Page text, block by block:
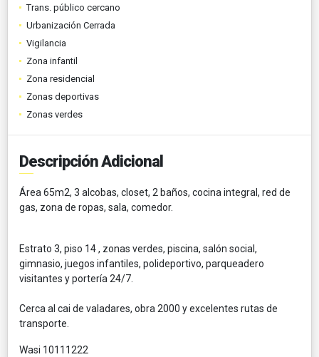
Trans. público cercano
Urbanización Cerrada
Vigilancia
Zona infantil
Zona residencial
Zonas deportivas
Zonas verdes
Descripción Adicional
Área 65m2, 3 alcobas, closet, 2 baños, cocina integral, red de
gas, zona de ropas, sala, comedor.
Estrato 3, piso 14 , zonas verdes, piscina, salón social,
gimnasio, juegos infantiles, polideportivo, parqueadero
visitantes y portería 24/7.
Cerca al cai de valadares, obra 2000 y excelentes rutas de
transporte.
Wasi 10111222